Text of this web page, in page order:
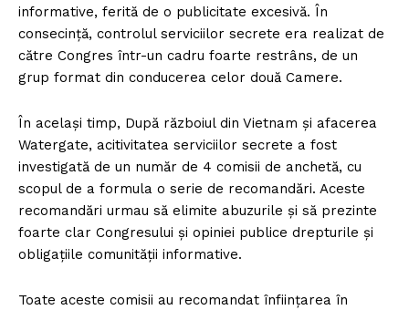
informative, ferită de o publicitate excesivă. În
consecință, controlul serviciilor secrete era realizat de
către Congres într-un cadru foarte restrâns, de un
grup format din conducerea celor două Camere.
În același timp, După războiul din Vietnam și afacerea
Watergate, acitivitatea serviciilor secrete a fost
investigată de un număr de 4 comisii de anchetă, cu
scopul de a formula o serie de recomandări. Aceste
recomandări urmau să elimite abuzurile și să prezinte
foarte clar Congresului și opiniei publice drepturile și
obligațiile comunității informative.
Toate aceste comisii au recomandat înființarea în